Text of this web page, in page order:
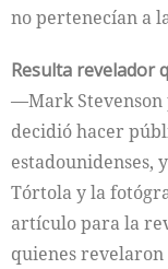
no pertenecían a
Resulta revelador
—Mark Stevenson
decidió hacer
estadounidenses,
Tórtola y la
artículo para la
quienes